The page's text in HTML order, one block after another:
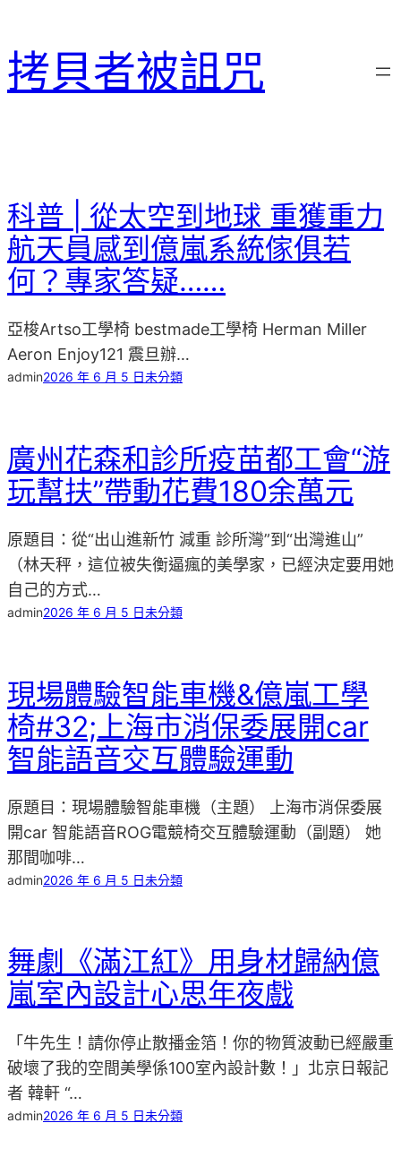
主
要
拷貝者被詛咒
科普 | 從太空到地球 重獲重力
航天員感到億嵐系統傢俱若
何？專家答疑……
亞梭Artso工學椅 bestmade工學椅 Herman Miller
Aeron Enjoy121 震旦辦…
admin2026 年 6 月 5 日未分類
廣州花森和診所疫苗都工會“游
玩幫扶”帶動花費180余萬元
原題目：從“出山進新竹 減重 診所灣”到“出灣進山”
（林天秤，這位被失衡逼瘋的美學家，已經決定要用她
自己的方式…
admin2026 年 6 月 5 日未分類
現場體驗智能車機&億嵐工學
椅#32;上海市消保委展開car
智能語音交互體驗運動
原題目：現場體驗智能車機（主題） 上海市消保委展
開car 智能語音ROG電競椅交互體驗運動（副題） 她
那間咖啡…
admin2026 年 6 月 5 日未分類
舞劇《滿江紅》用身材歸納億
嵐室內設計心思年夜戲
「牛先生！請你停止散播金箔！你的物質波動已經嚴重
破壞了我的空間美學係100室內設計數！」北京日報記
者 韓軒 “…
admin2026 年 6 月 5 日未分類